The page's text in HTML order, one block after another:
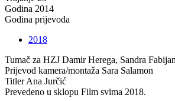
Godina 2014
Godina prijevoda
2018
Tumač za HZJ Damir Herega, Sandra
Prijevod kamera/montaža Sara Salamon
TitlerAna Jurčić
Prevedeno u sklopu Film svima 2018.